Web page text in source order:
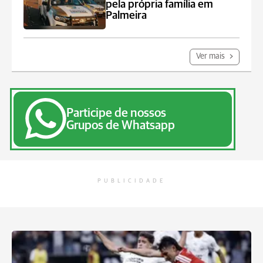
pela própria família em
Palmeira
Ver mais
Participe de nossos
Grupos de Whatsapp
PUBLICIDADE